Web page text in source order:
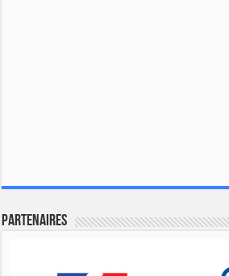
Partenaires